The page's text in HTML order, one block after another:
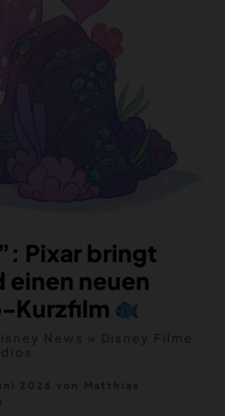
Pixar bringt
einen neuen
Kurzfilm